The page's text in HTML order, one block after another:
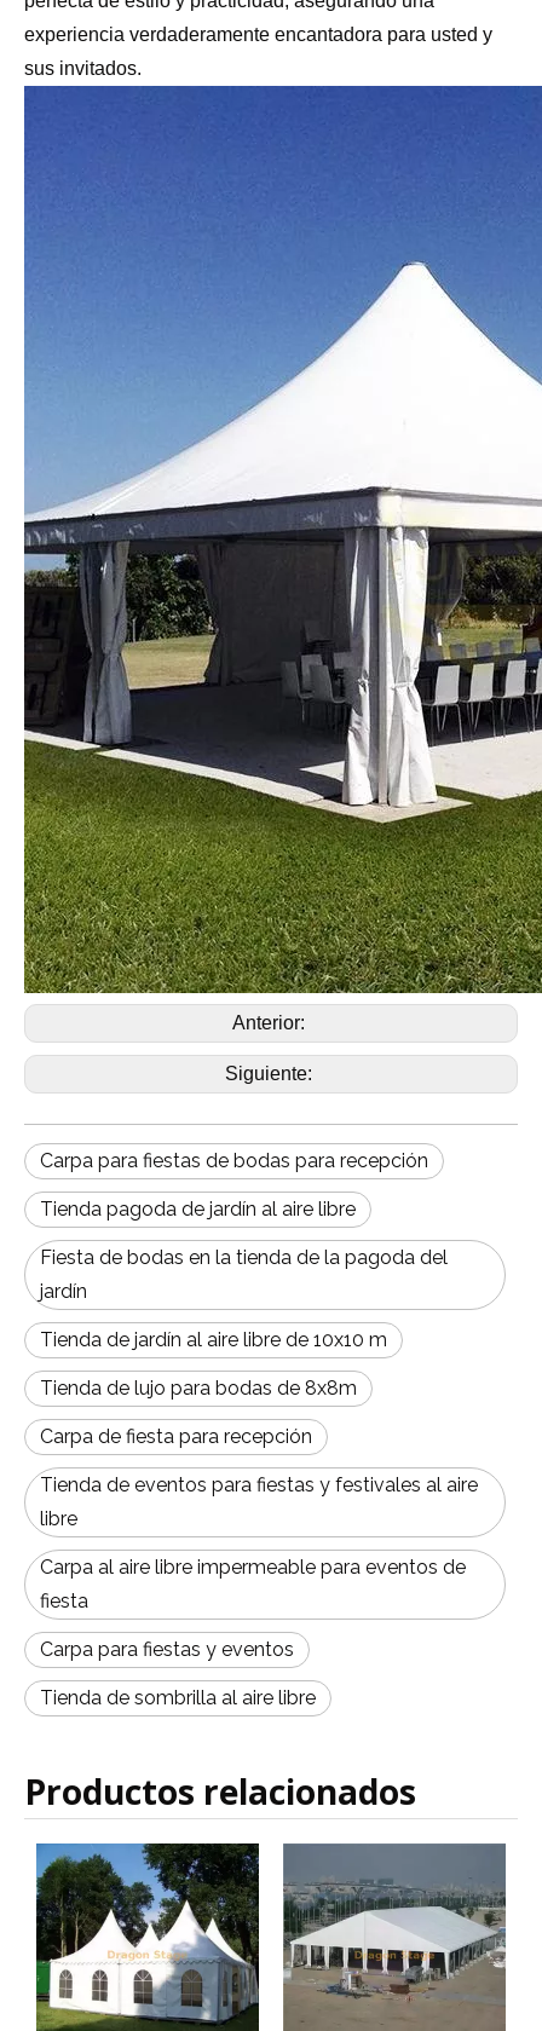
experiencia verdaderamente encantadora para usted y
sus invitados.
Anterior:
Siguiente:
Carpa para fiestas de bodas para recepción
Tienda pagoda de jardín al aire libre
Fiesta de bodas en la tienda de la pagoda del
jardín
Tienda de jardín al aire libre de 10x10 m
Tienda de lujo para bodas de 8x8m
Carpa de fiesta para recepción
Tienda de eventos para fiestas y festivales al aire
libre
Carpa al aire libre impermeable para eventos de
fiesta
Carpa para fiestas y eventos
Tienda de sombrilla al aire libre
Productos relacionados